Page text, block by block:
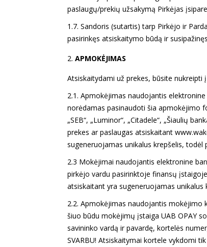
paslaugų/prekių užsakymą Pirkėjas
1.7. Sandoris (sutartis) tarp Pirkėjo ir
pasirinkęs atsiskaitymo būdą ir
APMOKĖJIMAS
Atsiskaitydami už prekes, būsite
2.1. Apmokėjimas naudojantis
norėdamas pasinaudoti šia apmokėjimo
„SEB“, „Luminor“, „Citadele“, „Šiaulių
prekes ar paslaugas atsiskaitant
sugeneruojamas unikalus krepšelis,
2.3 Mokėjimai naudojantis elektronine
pirkėjo vardu pasirinktoje finansų
atsiskaitant yra sugeneruojamas
2.2. Apmokėjimas naudojantis
šiuo būdu mokėjimų įstaiga UAB OPAY
savininko vardą ir pavardę, kortelės
SVARBU! Atsiskaitymai kortele vykdomi